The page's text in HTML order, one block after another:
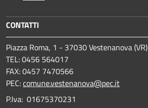
CONTATTI
Piazza Roma, 1 - 37030 Vestenanova (VR)
TEL: 0456 564017
FAX: 0457 7470566
PEC:comune.vestenanova@pec.it
P.Iva: 01675370231